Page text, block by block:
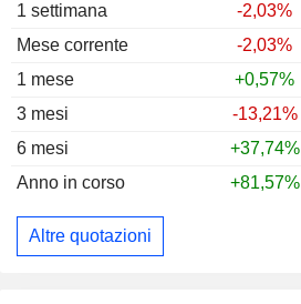
1 settimana
-2,03%
Mese corrente
-2,03%
1 mese
+0,57%
3 mesi
-13,21%
6 mesi
+37,74%
Anno in corso
+81,57%
Altre quotazioni